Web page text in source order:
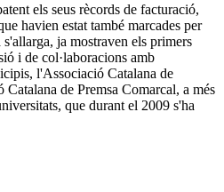
els seus rècords de facturació,
havien estat també marcades per
ja mostraven els primers
i de col·laboracions amb
l'Associació Catalana de
de Premsa Comarcal, a més
que durant el 2009 s'ha